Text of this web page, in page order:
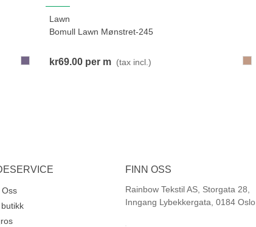
Lawn
Bomull Lawn Mønstret-245
kr69.00 per m (tax incl.)
FINN OSS
Rainbow Tekstil AS, Storgata 28,
Inngang Lybekkergata, 0184 Oslo